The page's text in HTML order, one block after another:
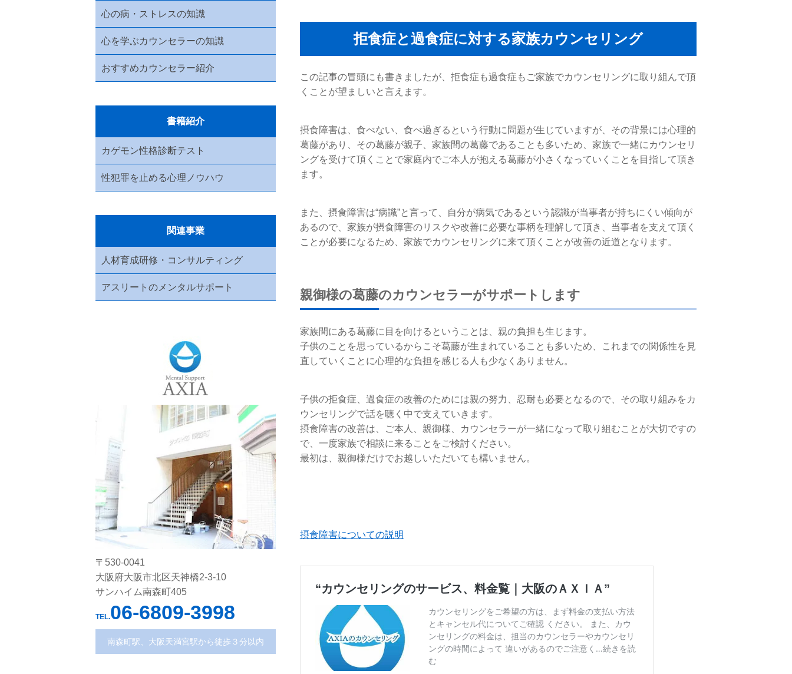
拒食症と過食症に対する家族カウンセリング
この記事の冒頭にも書きましたが、拒食症も過食症もご家族でカウンセリングに取り組んで頂
くことが望ましいと言えます。
摂食障害は、食べない、食べ過ぎるという行動に問題が生じていますが、その背景には心理的
葛藤があり、その葛藤が親子、家族間の葛藤であることも多いため、家族で一緒にカウンセリ
ングを受けて頂くことで家庭内でご本人が抱える葛藤が小さくなっていくことを目指して頂き
ます。
また、摂食障害は“病識”と言って、自分が病気であるという認識が当事者が持ちにくい傾向が
あるので、家族が摂食障害のリスクや改善に必要な事柄を理解して頂き、当事者を支えて頂く
ことが必要になるため、家族でカウンセリングに来て頂くことが改善の近道となります。
親御様の葛藤のカウンセラーがサポートします
家族間にある葛藤に目を向けるということは、親の負担も生じます。
子供のことを思っているからこそ葛藤が生まれていることも多いため、これまでの関係性を見
直していくことに心理的な負担を感じる人も少なくありません。
子供の拒食症、過食症の改善のためには親の努力、忍耐も必要となるので、その取り組みをカ
ウンセリングで話を聴く中で支えていきます。
摂食障害の改善は、ご本人、親御様、カウンセラーが一緒になって取り組むことが大切ですの
で、一度家族で相談に来ることをご検討ください。
最初は、親御様だけでお越しいただいても構いません。
摂食障害についての説明
“カウンセリングのサービス、料金覧｜大阪のＡＸＩＡ”
カウンセリングをご希望の方は、まず料金の支払い方法
とキャンセル代についてご確認 ください。 また、カウ
ンセリングの料金は、担当のカウンセラーやカウンセリ
ングの時間によって 違いがあるのでご注意く…続きを読
む
心の病・ストレスの知識
心を学ぶカウンセラーの知識
おすすめカウンセラー紹介
書籍紹介
カゲモン性格診断テスト
性犯罪を止める心理ノウハウ
関連事業
人材育成研修・コンサルティング
アスリートのメンタルサポート
〒530-0041
大阪府大阪市北区天神橋2-3-10
サンハイム南森町405
TEL.06-6809-3998
南森町駅、大阪天満宮駅から徒歩３分以内